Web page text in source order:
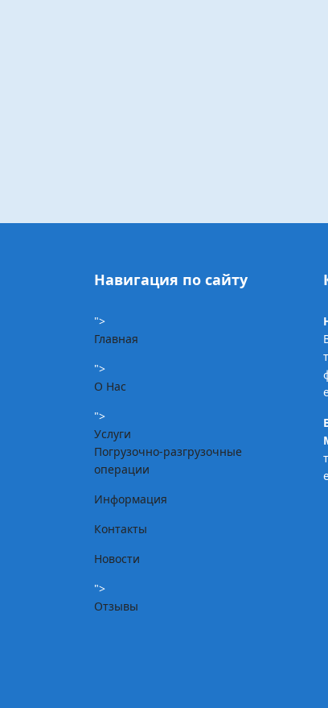
Навигация по сайту
">
Главная
">
О Нас
">
Услуги
Погрузочно-разгрузочные
операции
Информация
Контакты
Новости
">
Отзывы